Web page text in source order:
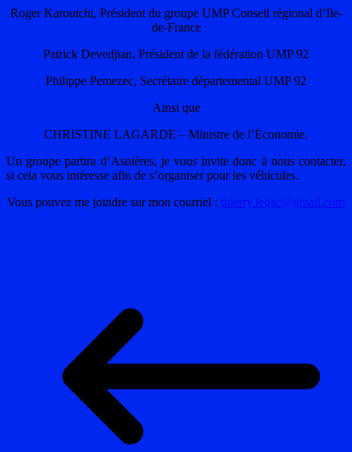
Roger Karoutchi, Président du groupe UMP Conseil régional d’Ile-
de-France
Patrick Devedjian, Président de la fédération UMP 92
Philippe Pemezec, Secrétaire départemental UMP 92
Ainsi que
CHRISTINE LAGARDE – Ministre de l’Economie.
Un groupe partira d’Asnières, je vous invite donc à nous contacter,
si cela vous intéresse afin de s’organiser pour les véhicules.
Vous pouvez me joindre sur mon courriel : thierry.legac@gmail.com